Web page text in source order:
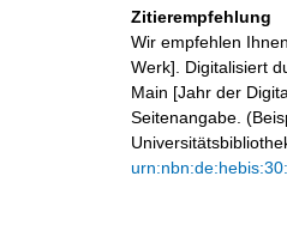
Zitierempfehlung
Wir empfehlen
Werk]. Digitalisiert
Main [Jahr der
Seitenangabe.